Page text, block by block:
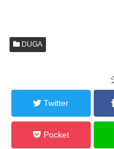
DUGA
Twitter
Pocket